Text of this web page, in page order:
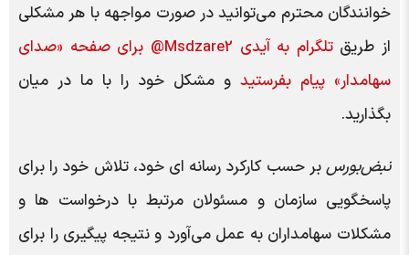
خوانندگان محترم می‌توانید در صورت مواجهه با هر مشکلی
از طریق
تلگرام به آیدی Msdzare2@ برای صفحه «صدای
سهامدار» پیام بفرستید و مشکل خود را با ما در میان
بگذارید.
نبض‌بورسبر حسب کارکرد رسانه ای خود، تلاش خود را برای
پاسخگویی سازمان و مسئولان مرتبط با درخواست ها و
مشکلات سهامداران به عمل می‌آورد و نتیجه پیگیری را برای